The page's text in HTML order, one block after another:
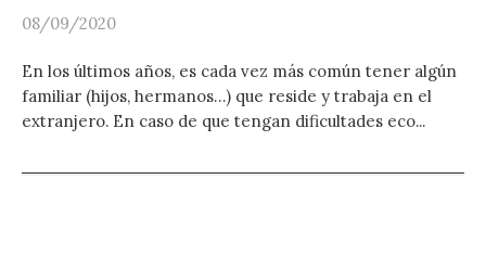
08/09/2020
En los últimos años, es cada vez más común tener algún
familiar (hijos, hermanos…) que reside y trabaja en el
extranjero. En caso de que tengan dificultades eco...